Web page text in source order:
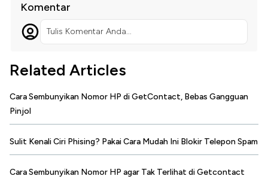
Komentar
Tulis Komentar Anda...
Related Articles
Cara Sembunyikan Nomor HP di GetContact, Bebas Gangguan
Pinjol
Sulit Kenali Ciri Phising? Pakai Cara Mudah Ini Blokir Telepon Spam
Cara Sembunyikan Nomor HP agar Tak Terlihat di Getcontact